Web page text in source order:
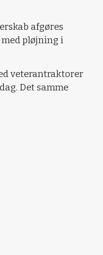
afgøres
pløjning i
veterantraktorer
Det samme